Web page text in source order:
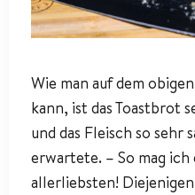
Wie man auf dem
kann, ist das Toastbrot
und das Fleisch so sehr
erwartete. – So mag ich
allerliebsten!